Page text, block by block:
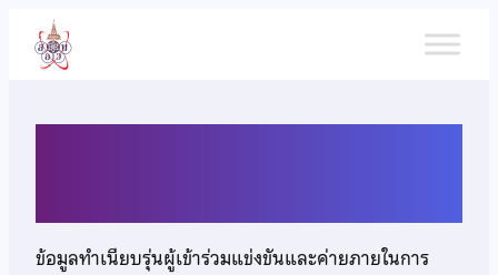
เนื้อหา
ข้อมูลทำเนียบรุ่นผู้เข้าร่วมแข่งขันและค่ายภายในการ